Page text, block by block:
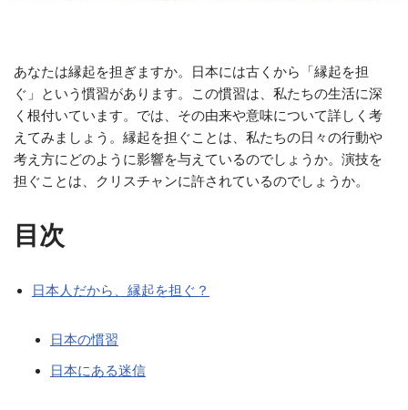
あなたは縁起を担ぎますか。日本には古くから「縁起を担
ぐ」という慣習があります。この慣習は、私たちの生活に深
く根付いています。では、その由来や意味について詳しく考
えてみましょう。縁起を担ぐことは、私たちの日々の行動や
考え方にどのように影響を与えているのでしょうか。演技を
担ぐことは、クリスチャンに許されているのでしょうか。
目次
日本人だから、縁起を担ぐ？
日本の慣習
日本にある迷信